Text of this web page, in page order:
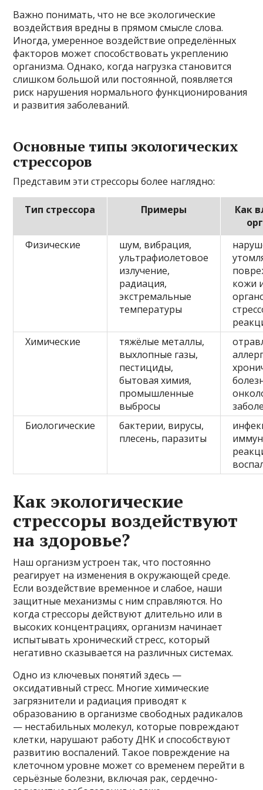
Важно понимать, что не все экологические
воздействия вредны в прямом смысле слова.
Иногда, умеренное воздействие определённых
факторов может способствовать укреплению
организма. Однако, когда нагрузка становится
слишком большой или постоянной, появляется
риск нарушения нормального функционирования
и развития заболеваний.
Основные типы экологических
стрессоров
Представим эти стрессоры более наглядно:
Тип стрессора Примеры
Как
Физические
шум, вибрация,
ультрафиолетовое
излучение,
радиация,
экстремальные
температуры
кожи
Химические
тяжёлые металлы,
выхлопные газы,
пестициды,
бытовая химия,
промышленные
выбросы
Биологические
бактерии, вирусы,
плесень, паразиты
Как экологические
стрессоры воздействуют
на здоровье?
Наш организм устроен так, что постоянно
реагирует на изменения в окружающей среде.
Если воздействие временное и слабое, наши
защитные механизмы с ним справляются. Но
когда стрессоры действуют длительно или в
высоких концентрациях, организм начинает
испытывать хронический стресс, который
негативно сказывается на различных системах.
Одно из ключевых понятий здесь —
оксидативный стресс. Многие химические
загрязнители и радиация приводят к
образованию в организме свободных радикалов
— нестабильных молекул, которые повреждают
клетки, нарушают работу ДНК и способствуют
развитию воспалений. Такое повреждение на
клеточном уровне может со временем перейти в
серьёзные болезни, включая рак, сердечно-